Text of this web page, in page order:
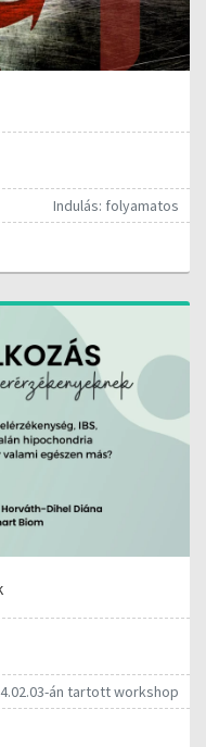
Indulás: folyamatos
án tartott workshop